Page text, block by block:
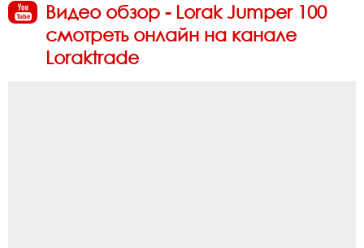
Видео обзор - Lorak Jumper 100
смотреть онлайн на канале
Loraktrade